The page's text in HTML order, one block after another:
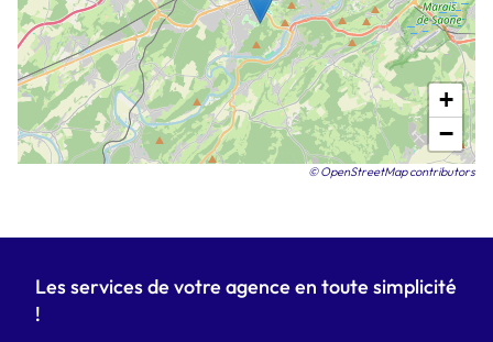
+
−
© OpenStreetMap contributors
Les services de votre agence en toute simplicité
!